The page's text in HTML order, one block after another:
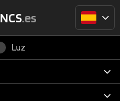
NCS.es
Luz